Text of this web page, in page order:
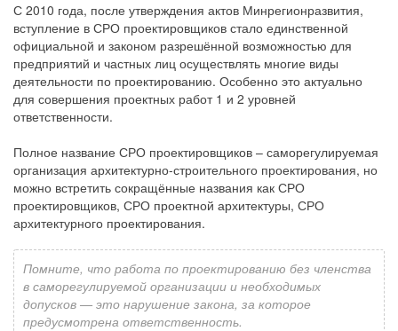
С 2010 года, после утверждения актов Минрегионразвития,
вступление в СРО проектировщиков стало единственной
официальной и законом разрешённой возможностью для
предприятий и частных лиц осуществлять многие виды
деятельности по проектированию. Особенно это актуально
для совершения проектных работ 1 и 2 уровней
ответственности.
Полное название СРО проектировщиков – саморегулируемая
организация архитектурно-строительного проектирования, но
можно встретить сокращённые названия как СРО
проектировщиков, СРО проектной архитектуры, СРО
архитектурного проектирования.
Помните, что работа по проектированию без членства
в саморегулируемой организации и необходимых
допусков — это нарушение закона, за которое
предусмотрена ответственность.